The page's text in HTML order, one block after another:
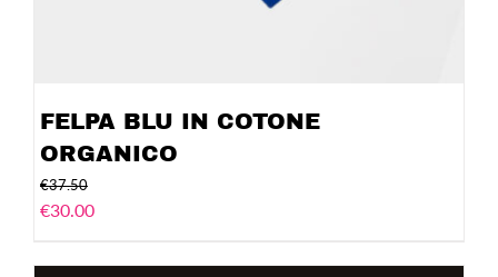
FELPA BLU IN COTONE
ORGANICO
€37.50
€30.00